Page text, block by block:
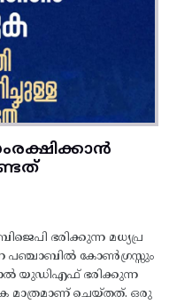
ഭരിക്കുന്ന മധ്യപ്ര
പഞ്ചാബിൽ കോൺഗ്രസ്സും
യുഡിഎഫ് ഭരിക്കുന്ന
മാത്രമാണ് ചെയ്തത്. ഒരു